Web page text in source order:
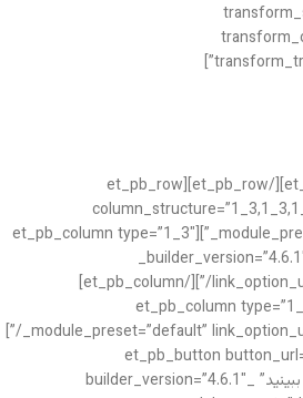
[/et_pb_blurb][/et_pb_column][/et_pb_row][et_pb_row
_module_preset=”default” collapsed=”on”][et_pb_column type=”1_3″
link_option_url=”https://setiq.com/library/”][/et_pb_column]
[et_pb_column
_module_preset=”default” link_option_url=”https://setiq.com/library/”]
[et_pb_button
button_text=”همه کتابخانه را ببینید” _builder_version=”4.6.1″